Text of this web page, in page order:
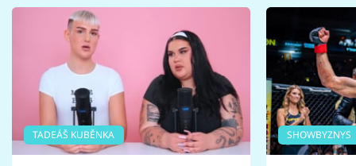
TADEÁŠ KUBĚNKA SHOWBYZNYS